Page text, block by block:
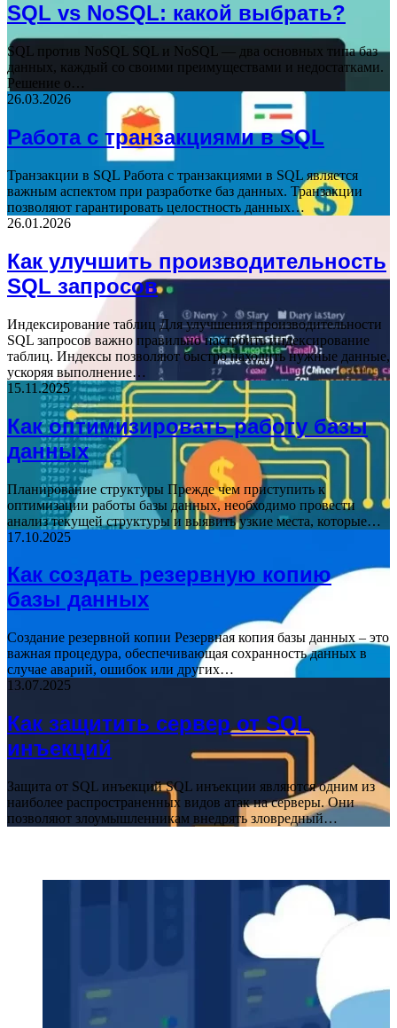
SQL vs NoSQL: какой выбрать?
SQL против NoSQL SQL и NoSQL — два основных типа баз
данных, каждый со своими преимуществами и недостатками.
Решение о…
26.03.2026
Работа с транзакциями в SQL
Транзакции в SQL Работа с транзакциями в SQL является
важным аспектом при разработке баз данных. Транзакции
позволяют гарантировать целостность данных…
26.01.2026
Как улучшить производительность
SQL запросов
Индексирование таблиц Для улучшения производительности
SQL запросов важно правильно настроить индексирование
таблиц. Индексы позволяют быстро находить нужные данные,
ускоряя выполнение…
15.11.2025
Как оптимизировать работу базы
данных
Планирование структуры Прежде чем приступить к
оптимизации работы базы данных, необходимо провести
анализ текущей структуры и выявить узкие места, которые…
17.10.2025
Как создать резервную копию
базы данных
Создание резервной копии Резервная копия базы данных – это
важная процедура, обеспечивающая сохранность данных в
случае аварий, ошибок или других…
13.07.2025
Как защитить сервер от SQL
инъекций
Защита от SQL инъекций SQL инъекции являются одним из
наиболее распространенных видов атак на серверы. Они
позволяют злоумышленникам внедрять зловредный…